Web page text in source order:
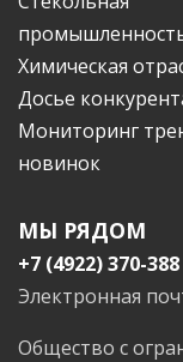
Химическая
Досье
Мониторинг
новинок
МЫ РЯДОМ
+7 (4922) 370-388
Электронная
Общество с